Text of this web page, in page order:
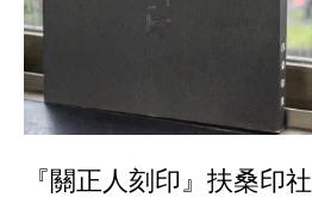
『關正人刻印』扶桑印社